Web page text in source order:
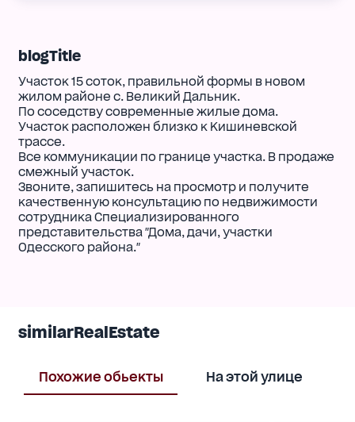
blogTitle
Участок 15 соток, правильной формы в новом
жилом районе с. Великий Дальник.
По соседству современные жилые дома.
Участок расположен близко к Кишиневской
трассе.
Все коммуникации по границе участка. В продаже
смежный участок.
Звоните, запишитесь на просмотр и получите
качественную консультацию по недвижимости
сотрудника Специализированного
представительства "Дома, дачи, участки
Одесского района."
similarRealEstate
Похожие обьекты На этой улице